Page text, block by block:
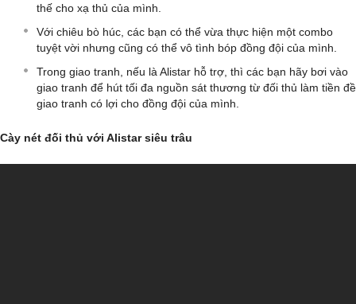
thế cho xạ thủ của mình.
Với chiêu bò húc, các bạn có thể vừa thực hiện một combo
tuyệt vời nhưng cũng có thể vô tình bóp đồng đội của mình.
Trong giao tranh, nếu là Alistar hỗ trợ, thì các bạn hãy bơi vào
giao tranh để hút tối đa nguồn sát thương từ đối thủ làm tiền đề
giao tranh có lợi cho đồng đội của mình.
Cày nét đối thủ với Alistar siêu trâu